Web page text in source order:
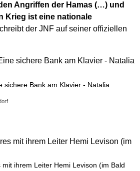
sichere Bank am Klavier - Natalia
Angriffen der Hamas (…) und
Krieg ist eine nationale
der JNF auf seiner offiziellen
ihrem Leiter Hemi Levison (im Bald